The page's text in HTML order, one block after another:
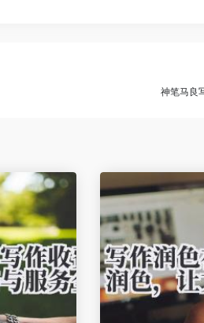
神笔马良